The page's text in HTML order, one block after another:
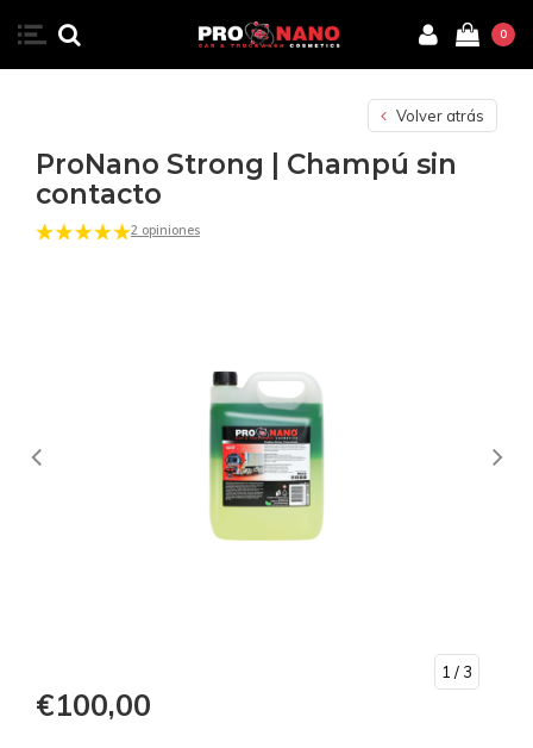
0
Volver atrás
ProNano Strong | Champú sin
contacto
2 opiniones
1 / 3
€100,00